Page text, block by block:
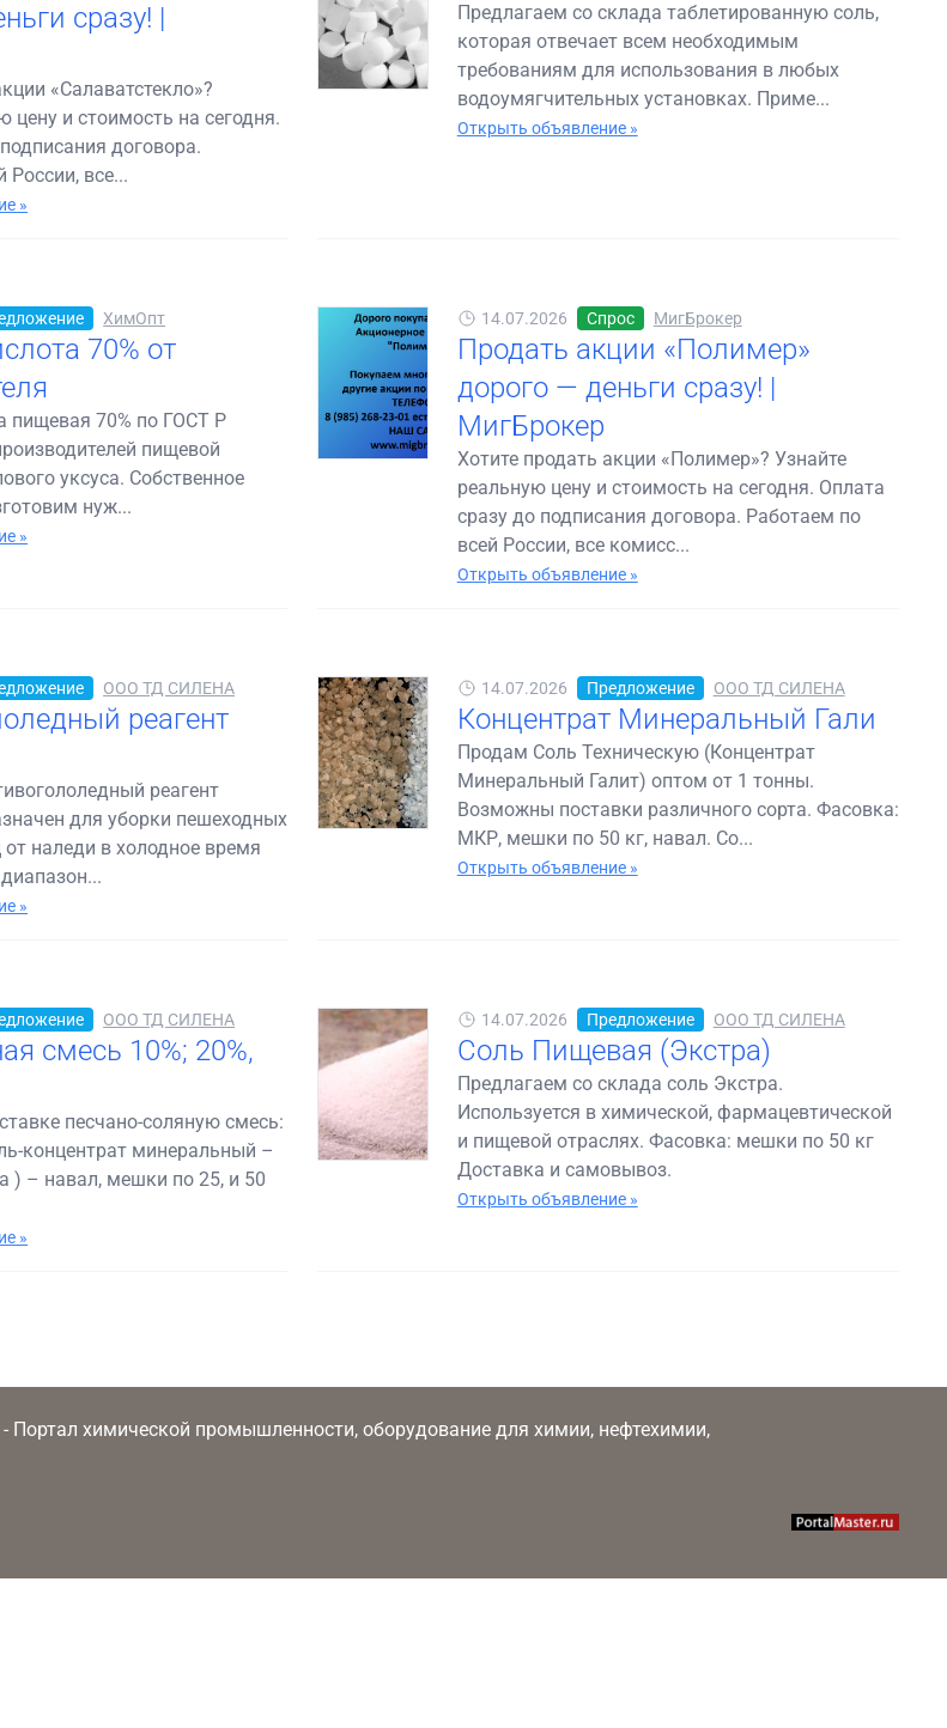
сразу! |
«Салаватстекло»?
цену и стоимость на сегодня.
договора.
России, все...
»
Предлагаем со склада таблетированную соль,
которая отвечает всем необходимым
требованиям для использования в любых
водоумягчительных установках. Приме...
Открыть объявление »
ХимОпт
70% от
пищевая 70% по ГОСТ Р
пищевой
уксуса. Собственное
нуж...
»
14.07.2026 Спрос МигБрокер
Продать акции «Полимер»
дорого — деньги сразу! |
МигБрокер
Хотите продать акции «Полимер»? Узнайте
реальную цену и стоимость на сегодня. Оплата
сразу до подписания договора. Работаем по
всей России, все комисс...
Открыть объявление »
ООО ТД СИЛЕНА
реагент
реагент
для уборки пешеходных
от наледи в холодное время
»
14.07.2026 Предложение ООО ТД СИЛЕНА
Концентрат Минеральный Гали
Продам Соль Техническую (Концентрат
Минеральный Галит) оптом от 1 тонны.
Возможны поставки различного сорта. Фасовка:
МКР, мешки по 50 кг, навал. Со...
Открыть объявление »
ООО ТД СИЛЕНА
смесь 10%; 20%,
песчано-соляную смесь:
концентрат минеральный –
) – навал, мешки по 25, и 50
»
14.07.2026 Предложение ООО ТД СИЛЕНА
Соль Пищевая (Экстра)
Предлагаем со склада соль Экстра.
Используется в химической, фармацевтической
и пищевой отраслях. Фасовка: мешки по 50 кг
Доставка и самовывоз.
Открыть объявление »
Портал химической промышленности, оборудование для химии, нефтехимии,